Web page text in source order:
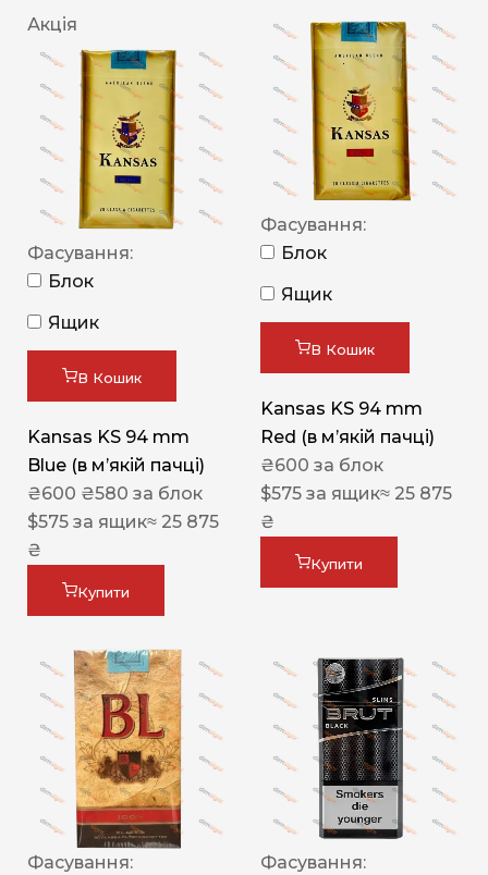
Акція
Фасування:
Блок
Ящик
В Кошик
Kansas KS 94 mm
Blue (в мʼякій пачці)
₴600 ₴580 за блок
$575 за ящик≈ 25 875
₴
Купити
Фасування:
Блок
Ящик
В Кошик
Kansas KS 94 mm
Red (в мʼякій пачці)
₴600 за блок
$575 за ящик≈ 25 875
₴
Купити
Фасування:
Фасування: